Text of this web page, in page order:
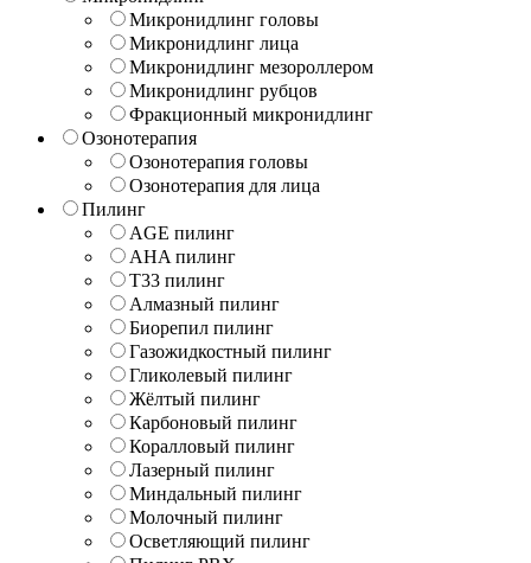
Микронидлинг головы
Микронидлинг лица
Микронидлинг мезороллером
Микронидлинг рубцов
Фракционный микронидлинг
Озонотерапия
Озонотерапия головы
Озонотерапия для лица
Пилинг
AGE пилинг
AHA пилинг
T33 пилинг
Алмазный пилинг
Биорепил пилинг
Газожидкостный пилинг
Гликолевый пилинг
Жёлтый пилинг
Карбоновый пилинг
Коралловый пилинг
Лазерный пилинг
Миндальный пилинг
Молочный пилинг
Осветляющий пилинг